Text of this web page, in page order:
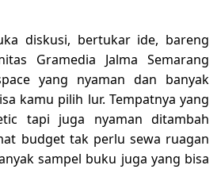
diskusi, bertukar ide, bareng
Gramedia Jalma Semarang
yang nyaman dan banyak
kamu pilih lur. Tempatnya yang
tapi juga nyaman ditambah
budget tak perlu sewa ruagan
sampel buku juga yang bisa